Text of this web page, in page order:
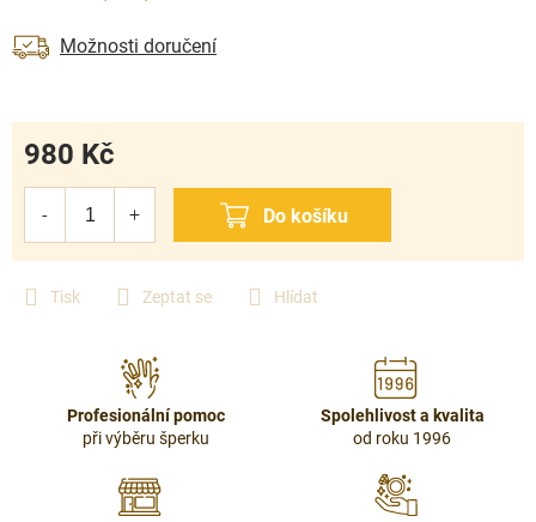
Tisk Zeptat se Hlídat
Možnosti doručení
980 Kč
Profesionální pomoc
při výběru šperku
Spolehlivost a kvalita
od roku 1996